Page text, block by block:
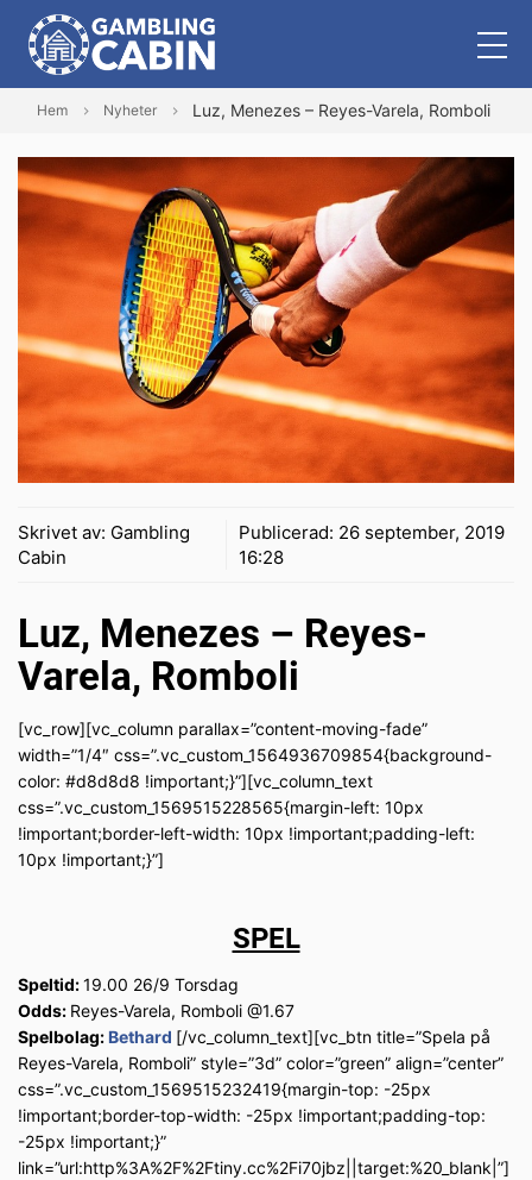
Hem Nyheter Luz, Menezes – Reyes-Varela, Romboli
Skrivet av: Gambling
Cabin
Publicerad: 26 september, 2019
16:28
Luz, Menezes – Reyes-
Varela, Romboli
[vc_row][vc_column parallax=”content-moving-fade”
width=”1/4″ css=”.vc_custom_1564936709854{background-
color: #d8d8d8 !important;}”][vc_column_text
css=”.vc_custom_1569515228565{margin-left: 10px
!important;border-left-width: 10px !important;padding-left:
10px !important;}”]
SPEL
Speltid:19.00 26/9 Torsdag
Odds: Reyes-Varela, Romboli @1.67
Spelbolag:Bethard [/vc_column_text][vc_btn title=”Spela på
Reyes-Varela, Romboli” style=”3d” color=”green” align=”center”
css=”.vc_custom_1569515232419{margin-top: -25px
!important;border-top-width: -25px !important;padding-top:
-25px !important;}”
link=”url:http%3A%2F%2Ftiny.cc%2Fi70jbz||target:%20_blank|”]